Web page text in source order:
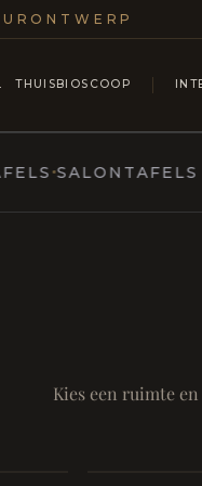
THUISBIOSCOOP
SALONTAFELS &
Kies een ruimte